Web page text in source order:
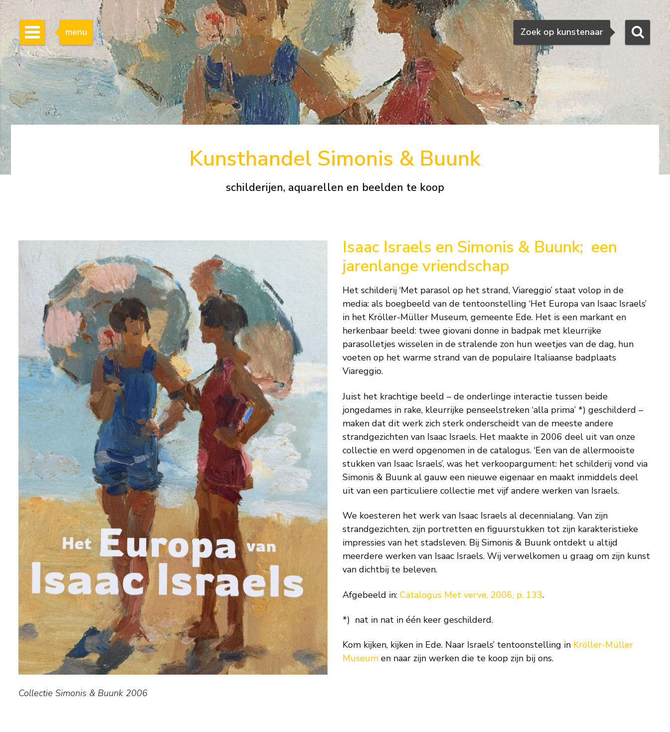
Zoeken
Zoek op kunstenaar
menu
Kunsthandel Simonis & Buunk
schilderijen, aquarellen en beelden te koop
Collectie Simonis & Buunk 2006
Isaac Israels en Simonis & Buunk; een
jarenlange vriendschap
Het schilderij ‘Met parasol op het strand, Viareggio’ staat volop in de
media: als boegbeeld van de tentoonstelling ‘Het Europa van Isaac Israels’
in het Kröller-Müller Museum, gemeente Ede. Het is een markant en
herkenbaar beeld: twee giovani donne in badpak met kleurrijke
parasolletjes wisselen in de stralende zon hun weetjes van de dag, hun
voeten op het warme strand van de populaire Italiaanse badplaats
Viareggio.
Juist het krachtige beeld – de onderlinge interactie tussen beide
jongedames in rake, kleurrijke penseelstreken ‘alla prima’ *) geschilderd –
maken dat dit werk zich sterk onderscheidt van de meeste andere
strandgezichten van Isaac Israels. Het maakte in 2006 deel uit van onze
collectie en werd opgenomen in de catalogus. ‘Een van de allermooiste
stukken van Isaac Israels’, was het verkoopargument: het schilderij vond via
Simonis & Buunk al gauw een nieuwe eigenaar en maakt inmiddels deel
uit van een particuliere collectie met vijf andere werken van Israels.
We koesteren het werk van Isaac Israels al decennialang. Van zijn
strandgezichten, zijn portretten en figuurstukken tot zijn karakteristieke
impressies van het stadsleven. Bij Simonis & Buunk ontdekt u altijd
meerdere werken van Isaac Israels. Wij verwelkomen u graag om zijn kunst
van dichtbij te beleven.
Afgebeeld in: Catalogus Met verve, 2006, p. 133.
*) nat in nat in één keer geschilderd.
Kom kijken, kijken in Ede. Naar Israels’ tentoonstelling in Kröller-Müller
Museum en naar zijn werken die te koop zijn bij ons.